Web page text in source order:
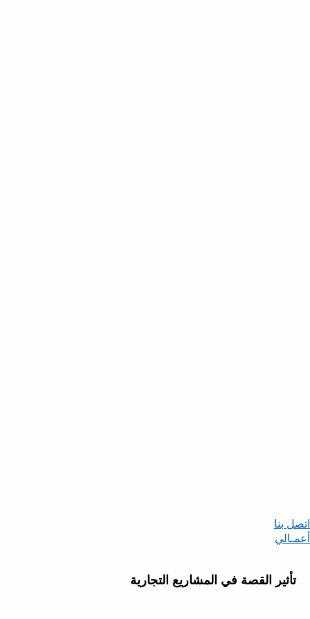
اتصل بنا
أعمـالي
تأثير القصة في المشاريع التجارية